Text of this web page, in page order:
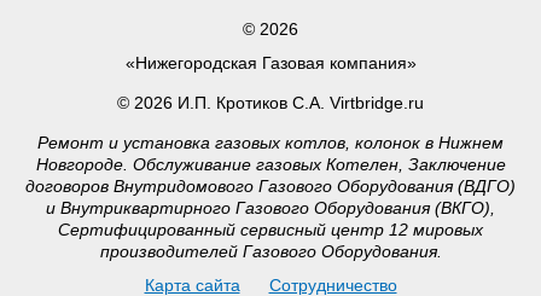
© 2026
«Нижегородская Газовая компания»
© 2026 И.П. Кротиков С.А. Virtbridge.ru
Ремонт и установка газовых котлов, колонок в Нижнем
Новгороде. Обслуживание газовых Котелен, Заключение
договоров Внутридомового Газового Оборудования (ВДГО)
и Внутриквартирного Газового Оборудования (ВКГО),
Сертифицированный сервисный центр 12 мировых
производителей Газового Оборудования.
Карта сайта
Сотрудничество